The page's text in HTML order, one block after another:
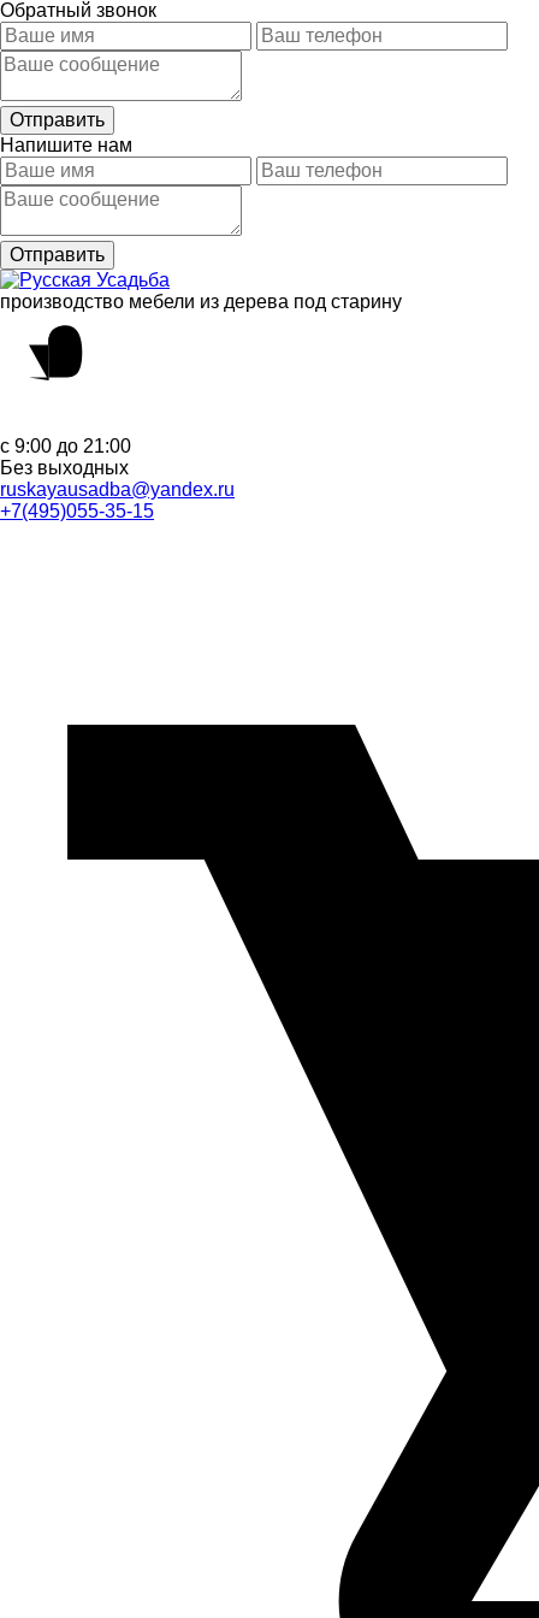
Обратный звонок
Напишите нам
производство мебели из дерева под старину
с 9:00 до 21:00
Без выходных
ruskayausadba@yandex.ru
+7(495)055-35-15